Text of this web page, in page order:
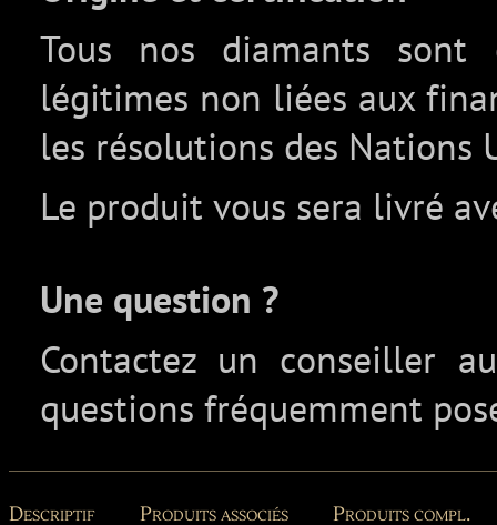
Tous nos diamants
légitimes non liées aux
les résolutions des Nations
Le produit vous sera livré
Une question ?
Contactez un conseiller
questions fréquemment
Descriptif Produits associés Produits compl.